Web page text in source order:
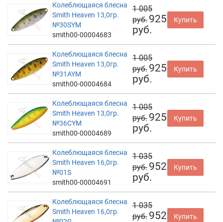
Колеблющаяся блесна
Smith Heaven 13,0гр.
№30SYM
smith00-00004683
1 005
руб. 925
руб.
Купить
Колеблющаяся блесна
Smith Heaven 13,0гр.
№31AYM
smith00-00004684
1 005
руб. 925
руб.
Купить
Колеблющаяся блесна
Smith Heaven 13,0гр.
№36CYM
smith00-00004689
1 005
руб. 925
руб.
Купить
Колеблющаяся блесна
Smith Heaven 16,0гр.
№01S
smith00-00004691
1 035
руб. 952
руб.
Купить
Колеблющаяся блесна
Smith Heaven 16,0гр.
1 035
руб. 952
Купить